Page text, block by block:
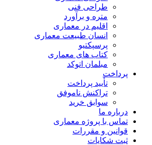
طراحی فنی
متره و برآورد
اقلیم در معماری
انسان طبیعت معماری
پرسپکتیو
کتاب های معماری
مبلمان اتوکد
پرداخت
تأیید پرداخت
تراکنش ناموفق
سوابق خرید
درباره ما
تماس با پروژه معماری
قوانین و مقررات
ثبت شکایات